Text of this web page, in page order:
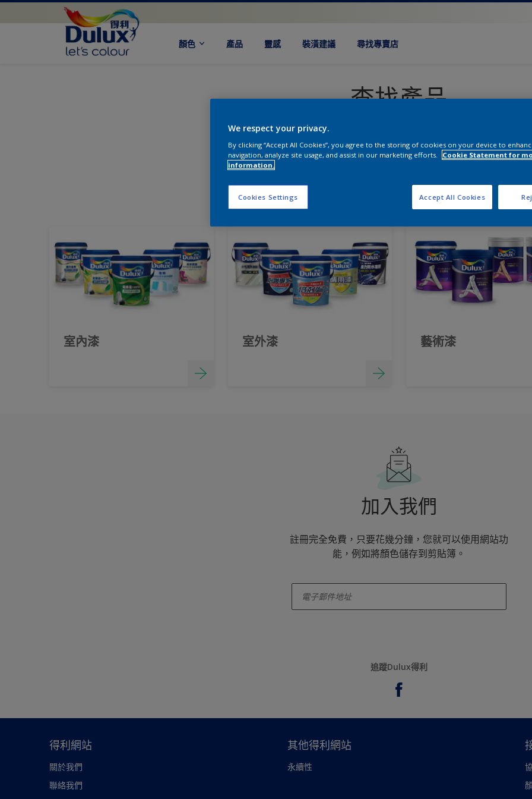
顏色 產品 靈感 裝潢建議 尋找專賣店
查找產品
選擇您的規格需求，可以找到更適合您的產品
室內漆 室外漆 藝術漆
加入我們
註冊完全免費，只要花幾分鐘，您就可以使用網站功
能，例如將顏色儲存到剪貼簿。
追蹤Dulux得利
得利網站
關於我們
聯絡我們
其他得利網站
永續性
We respect your privacy.
By clicking “Accept All Cookies”, you agree to the storing of cookies on your device to
navigation, analyze site usage, and assist in our marketing efforts.
Cookie Statement for
information.
Cookies Settings Accept All Cookies